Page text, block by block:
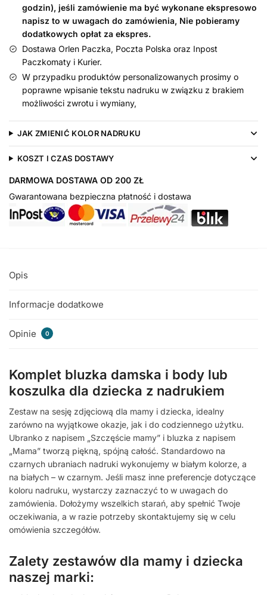
godzin), jeśli zamówienie ma być wykonane ekspresowo
napisz to w uwagach do zamówienia, Nie pobieramy
dodatkowych opłat za ekspres.
Dostawa Orlen Paczka, Poczta Polska oraz Inpost
Paczkomaty i Kurier.
W przypadku produktów personalizowanych prosimy o
poprawne wpisanie tekstu nadruku w związku z brakiem
możliwości zwrotu i wymiany,
JAK ZMIENIĆ KOLOR NADRUKU
KOSZT I CZAS DOSTAWY
DARMOWA DOSTAWA OD 200 ZŁ
Gwarantowana bezpieczna płatność i dostawa
Opis
Informacje dodatkowe
Opinie 0
Komplet bluzka damska i body lub
koszulka dla dziecka z nadrukiem
Zestaw na sesję zdjęciową dla mamy i dziecka, idealny
zarówno na wyjątkowe okazje, jak i do codziennego użytku.
Ubranko z napisem „Szczęście mamy” i bluzka z napisem
„Mama” tworzą piękną, spójną całość. Standardowo na
czarnych ubraniach nadruki wykonujemy w białym kolorze, a
na białych – w czarnym. Jeśli masz inne preferencje dotyczące
koloru nadruku, wystarczy zaznaczyć to w uwagach do
zamówienia. Dołożymy wszelkich starań, aby spełnić Twoje
oczekiwania, a w razie potrzeby skontaktujemy się w celu
omówienia szczegółów.
Zalety zestawów dla mamy i dziecka
naszej marki: